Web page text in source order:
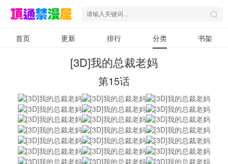
首页 更新 排行 分类 书架
[3D]我的总裁老妈
第15话